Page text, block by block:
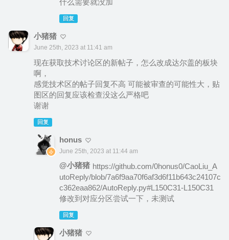
什么需要就没加
回复
小猪猪
June 25th, 2023 at 11:41 am
现在获取技术讨论区的新帖子，怎么改成达尔盖的板块
啊，
感觉技术区的帖子回复不高 可能被审查的可能性大，贴
图区的回复应该检查没这么严格吧
谢谢
回复
honus
June 25th, 2023 at 11:44 am
@小猪猪 https://github.com/0honus0/CaoLiu_A
utoReply/blob/7a6f9aa70f6af3d6f11b643c24107c
c362eaa862/AutoReply.py#L150C31-L150C31
修改到对应分区尝试一下，未测试
回复
小猪猪